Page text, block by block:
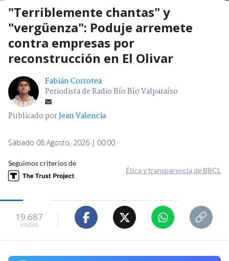
"Terriblemente chantas" y
"vergüenza": Poduje arremete
contra empresas por
reconstrucción en El Olivar
Fabián Corrotea
Periodista de Radio Bío Bío Valparaíso
Publicado porJean Valencia
Sábado 08 Agosto, 2026 | 00:00
Seguimos criterios de
Ética y transparencia de BBCL
19.687
visitas